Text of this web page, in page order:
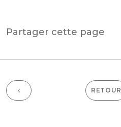
Partager cette page
RETOUR